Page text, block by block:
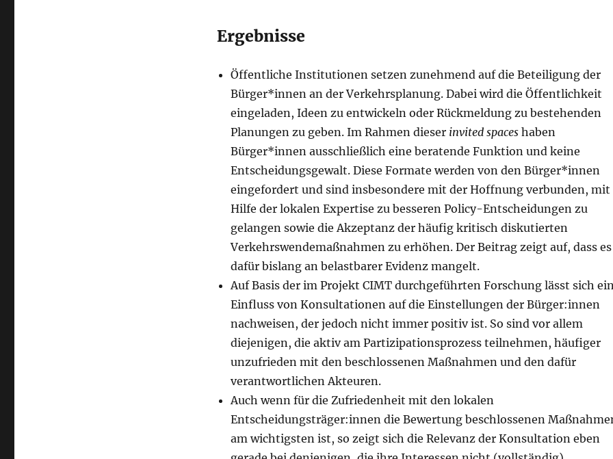
Ergebnisse
Öffentliche Institutionen setzen zunehmend auf die Beteiligung der
Bürger*innen an der Verkehrsplanung. Dabei wird die Öffentlichkeit
eingeladen, Ideen zu entwickeln oder Rückmeldung zu bestehenden
Planungen zu geben. Im Rahmen dieser invited spaceshaben
Bürger*innen ausschließlich eine beratende Funktion und keine
Entscheidungsgewalt. Diese Formate werden von den Bürger*innen
eingefordert und sind insbesondere mit der Hoffnung verbunden, mit
Hilfe der lokalen Expertise zu besseren Policy-Entscheidungen zu
gelangen sowie die Akzeptanz der häufig kritisch diskutierten
Verkehrswendemaßnahmen zu erhöhen. Der Beitrag zeigt auf, dass es
dafür bislang an belastbarer Evidenz mangelt.
Auf Basis der im Projekt CIMT durchgeführten Forschung lässt sich
Einfluss von Konsultationen auf die Einstellungen der Bürger:innen
nachweisen, der jedoch nicht immer positiv ist. So sind vor allem
diejenigen, die aktiv am Partizipationsprozess teilnehmen, häufiger
unzufrieden mit den beschlossenen Maßnahmen und den dafür
verantwortlichen Akteuren.
Auch wenn für die Zufriedenheit mit den lokalen
Entscheidungsträger:innen die Bewertung beschlossenen
am wichtigsten ist, so zeigt sich die Relevanz der Konsultation eben